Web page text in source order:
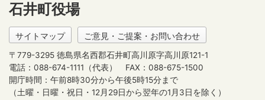
石井町役場
サイトマップ ご意見・ご提案・お問い合わせ
〒779-3295 徳島県名西郡石井町高川原字高川原121-1
電話：088-674-1111（代表）
FAX：088-675-1500
開庁時間：午前8時30分から午後5時15分まで
（土曜・日曜・祝日・12月29日から翌年の1月3日を除く）